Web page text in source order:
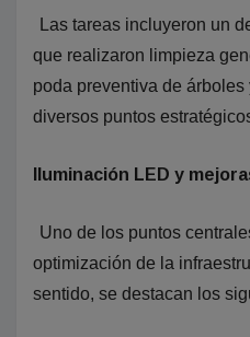
Las tareas incluyeron un
que realizaron limpieza
poda preventiva de
diversos puntos
Iluminación LED y
Uno de los puntos
optimización de la
sentido, se destacan los